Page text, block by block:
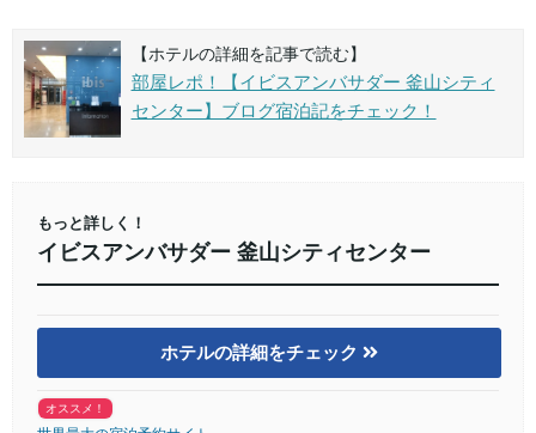
【ホテルの詳細を記事で読む】
部屋レポ！【イビスアンバサダー 釜山シティ
センター】ブログ宿泊記をチェック！
もっと詳しく！
イビスアンバサダー 釜山シティセンター
ホテルの詳細をチェック
オススメ！